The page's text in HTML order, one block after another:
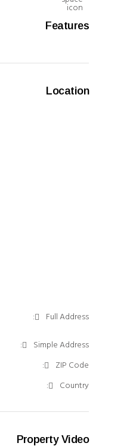
Features
Location
Full Address:
Simple Address:
ZIP Code:
Country:
Property Video